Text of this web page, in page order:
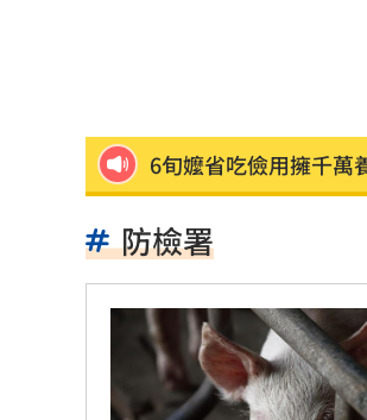
RIIZE 3神曲連發！成
狂飆後考驗來了！下週
蔣萬安再提疫苗封存
防檢署